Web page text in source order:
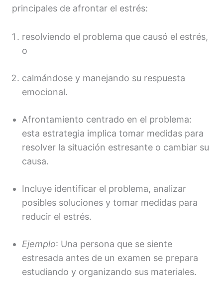
principales de afrontar el estrés:
resolviendo el problema que causó el estrés,
o
calmándose y manejando su respuesta
emocional.
Afrontamiento centrado en el problema:
esta estrategia implica tomar medidas para
resolver la situación estresante o cambiar su
causa.
Incluye identificar el problema, analizar
posibles soluciones y tomar medidas para
reducir el estrés.
Ejemplo: Una persona que se siente
estresada antes de un examen se prepara
estudiando y organizando sus materiales.